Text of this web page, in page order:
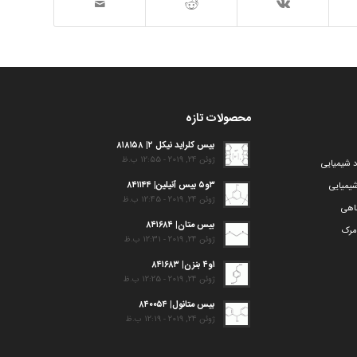
شیمیایی
مرک
محصولات تازه
بیس کلراید نیکل ۲| ۸۱۸۱۵۸
ژوئن 24, 2019 - 12:55 ب.ظ
۳و۵ بیس آنیلین| ۸۴۱۱۴۴
ژوئن 24, 2019 - 12:45 ب.ظ
بیس متان| ۸۴۱۶۸۴
ژوئن 24, 2019 - 12:31 ب.ظ
۱و۴ بنزن| ۸۴۱۶۸۳
ژوئن 24, 2019 - 12:25 ب.ظ
بیس متانول| ۸۴۰۰۵۴
ژوئن 24, 2019 - 12:19 ب.ظ